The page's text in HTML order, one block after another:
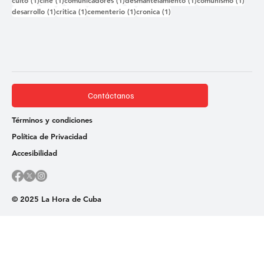
desarrollo (1)1 entrada
critica (1)1 entrada
cementerio (1)1 entrada
cronica (1)
© 2025 La Hora de Cuba
Contáctanos
Términos y condiciones
Política de Privacidad
Accesibilidad